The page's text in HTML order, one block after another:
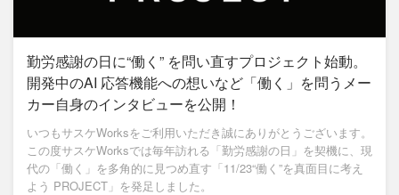
勤労感謝の日に“働く” を問い直すプロジェクト始動。
開発中のAI 応答機能への想いなど「働く」を問うメー
カー自身のインタビューを公開！
いつもサスケWorksをご利用いただき誠にありがとうございます。
この度サスケWorksでは毎年訪れる「勤労感謝の日」を契機に、現
代の「働く」を多角的に見つめ直す「11/23“働く”を真面目に考え
よう PROJECT」を発足しました。